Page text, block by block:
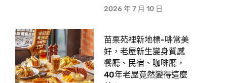
2026 年 7 月 10 日
苗栗苑裡新地標-啡常美
好，老屋新生變身質感
餐廳、民宿、咖啡廳，
40年老屋竟然變得這麼